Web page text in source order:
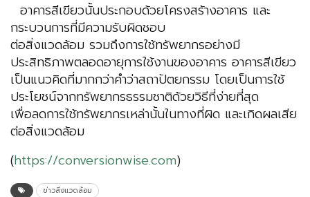
อาคารสีเขียวนั้นประกอบด้วยโครงสร้างอาคาร และ
กระบวนการที่มีความรับผิดชอบ
ต่อสิ่งแวดล้อม รวมถึงการใช้ทรัพยากรอย่างมี
ประสิทธิภาพตลอดอายุการใช้งานของอาคาร อาคารสีเขียว
เป็นแนวคิดที่มากกว่าคำว่าสถาปัตยกรรม โดยเป็นการใช้
ประโยชน์จากทรัพยากรธรรมชาติด้วยวิธีที่ง่ายที่สุด
เพื่อลดการใช้ทรัพยากรเหล่านั้นในทางที่ผิด และเกิดผลเสีย
ต่อสิ่งแวดล้อม
(https://conversionwise.com)
ข่าวสิ่งแวดล้อม